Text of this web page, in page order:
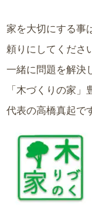
家を大切にする事
頼りにしてくださ
一緒に問題を解決
「木づくりの家」
代表の高橋真起で